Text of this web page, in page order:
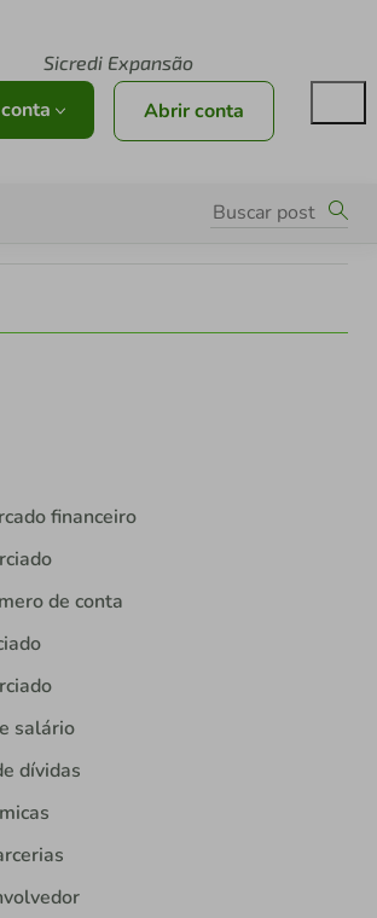
Sicredi Expansão
Abrir conta
financeiro
de conta
salário
dívidas